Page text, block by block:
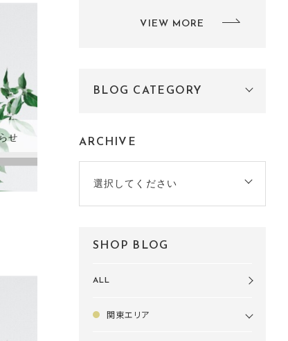
VIEW MORE
BLOG CATEGORY
ARCHIVE
選択してください
SHOP BLOG
ALL
関東エリア